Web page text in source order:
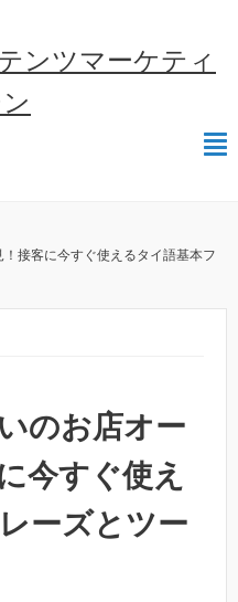
ンツマーケティ
接客に今すぐ使えるタイ語基本フ
のお店オー
今すぐ使え
ーズとツー